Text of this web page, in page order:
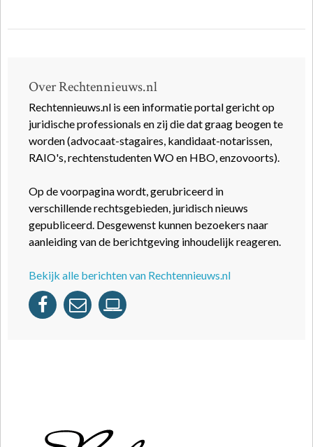
Over Rechtennieuws.nl
Rechtennieuws.nl is een informatie portal gericht op
juridische professionals en zij die dat graag beogen te
worden (advocaat-stagaires, kandidaat-notarissen,
RAIO's, rechtenstudenten WO en HBO, enzovoorts).
Op de voorpagina wordt, gerubriceerd in
verschillende rechtsgebieden, juridisch nieuws
gepubliceerd. Desgewenst kunnen bezoekers naar
aanleiding van de berichtgeving inhoudelijk reageren.
Bekijk alle berichten van Rechtennieuws.nl